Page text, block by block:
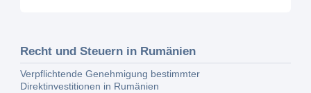
Recht und Steuern in Rumänien
Verpflichtende Genehmigung bestimmter
Direktinvestitionen in Rumänien